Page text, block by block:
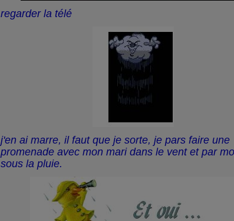
regarder la télé
j'en ai marre, il faut que je sorte, je pars faire une
promenade avec mon mari dans le vent et par
sous la pluie.